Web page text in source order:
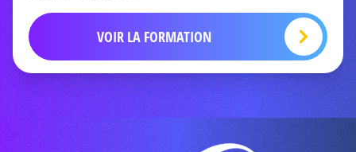
VOIR LA FORMATION